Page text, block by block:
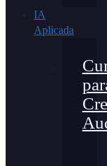
IA
Aplicada